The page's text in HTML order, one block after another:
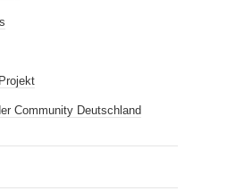
Community Deutschland